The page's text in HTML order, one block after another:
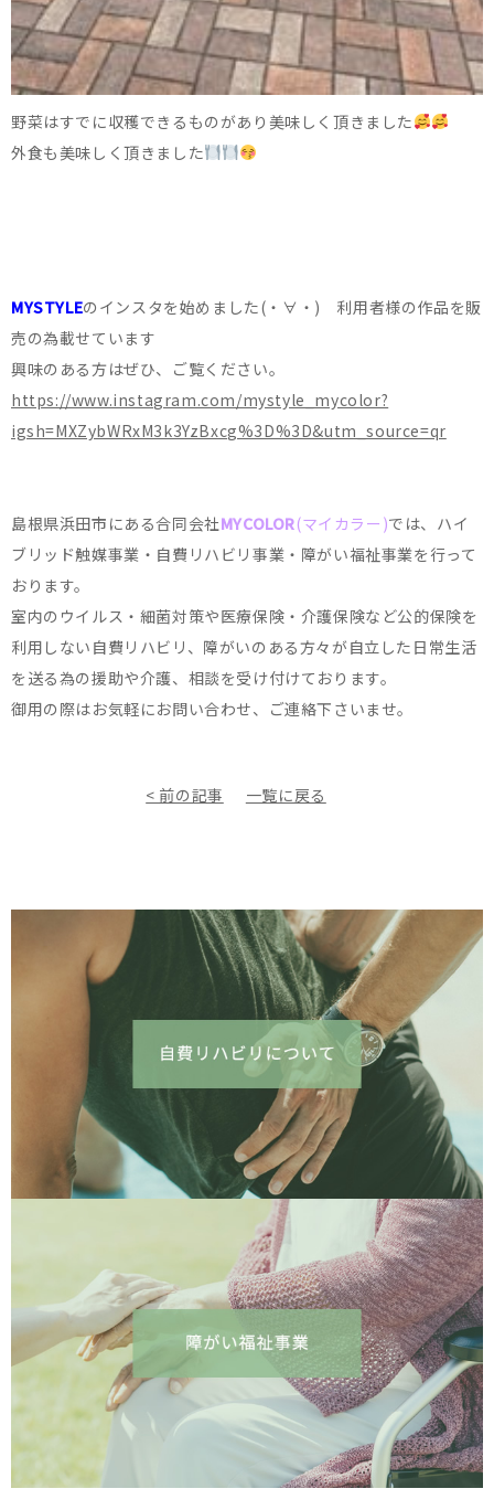
野菜はすでに収穫できるものがあり美味しく頂きました
外食も美味しく頂きました
MYSTYLEのインスタを始めました(・∀・) 利用者様の作品を販
売の為載せています
興味のある方はぜひ、ご覧ください。
https://www.instagram.com/mystyle_mycolor?
igsh=MXZybWRxM3k3YzBxcg%3D%3D&utm_source=qr
島根県浜田市にある合同会社MYCOLOR(マイカラー)では、ハイ
ブリッド触媒事業・自費リハビリ事業・障がい福祉事業を行って
おります。
室内のウイルス・細菌対策や医療保険・介護保険など公的保険を
利用しない自費リハビリ、障がいのある方々が自立した日常生活
を送る為の援助や介護、相談を受け付けております。
御用の際はお気軽にお問い合わせ、ご連絡下さいませ。
< 前の記事 一覧に戻る